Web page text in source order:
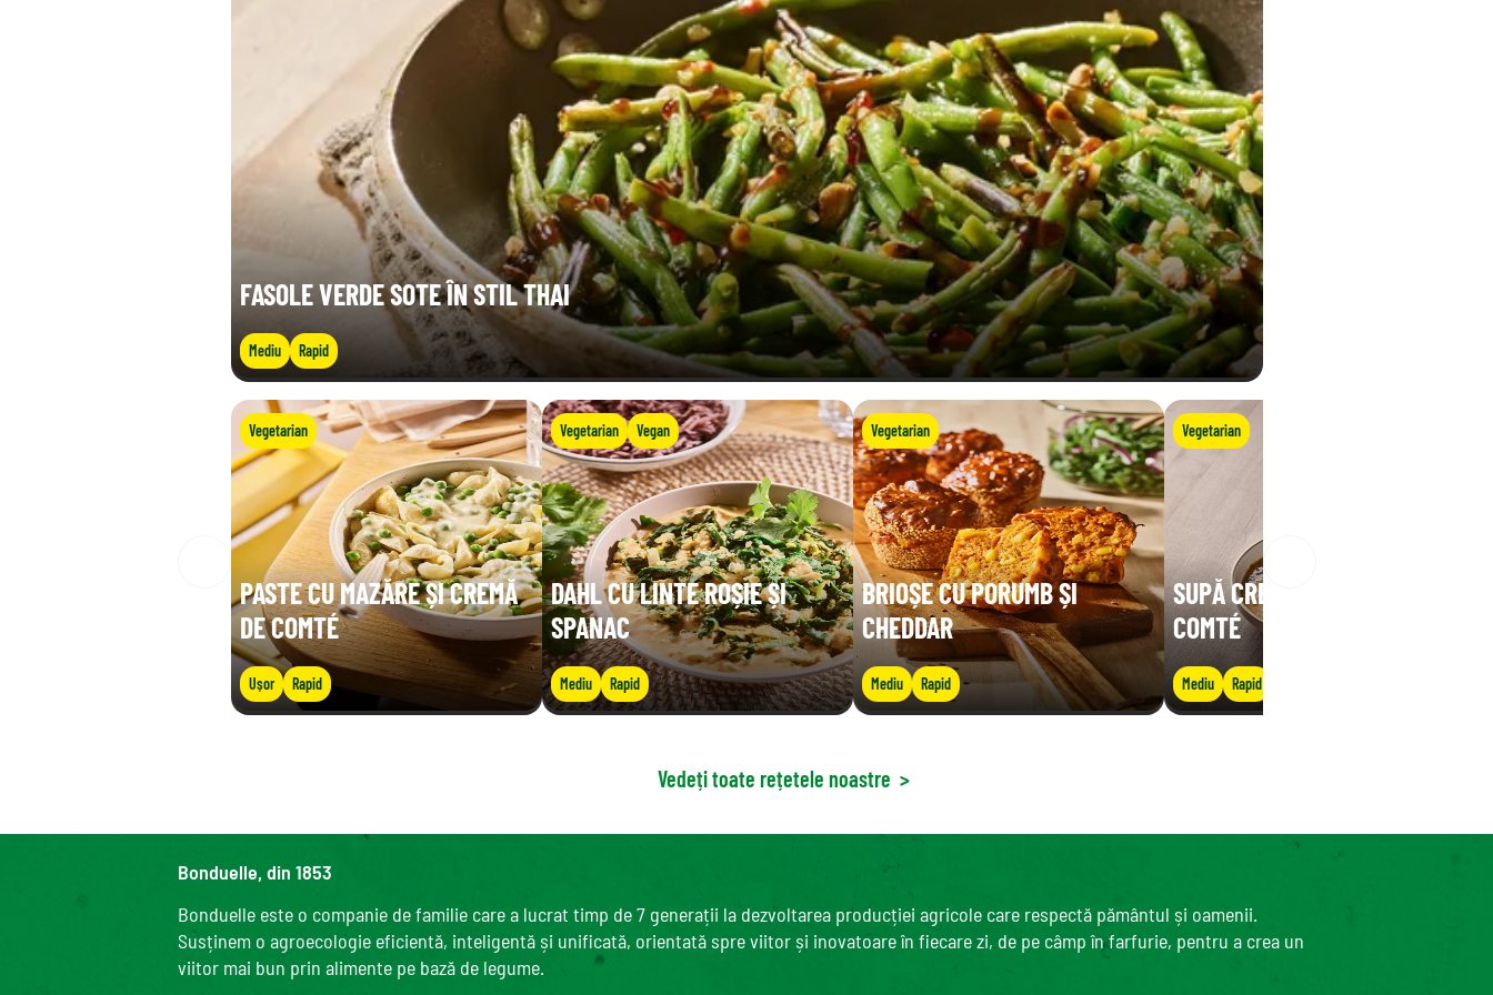
FASOLE VERDE SOTE ÎN STIL THAI
Mediu Rapid
Vegetarian
PASTE CU MAZĂRE ȘI CREMĂ
DE COMTÉ
Ușor Rapid
Vegetarian Vegan
DAHL CU LINTE ROȘIE ȘI
SPANAC
Mediu Rapid
Vegetarian
BRIOȘE CU PORUMB ȘI
CHEDDAR
Mediu Rapid
Vegetarian
SUPĂ CREMOASĂ DE LINTE CU
COMTÉ
Mediu Rapid
Vedeți toate rețetele noastre >
Bonduelle, din 1853
Bonduelle este o companie de familie care a lucrat timp de 7 generații la dezvoltarea producției agricole care respectă pământul și oamenii.
Susținem o agroecologie eficientă, inteligentă și unificată, orientată spre viitor și inovatoare în fiecare zi, de pe câmp în farfurie, pentru a crea un
viitor mai bun prin alimente pe bază de legume.